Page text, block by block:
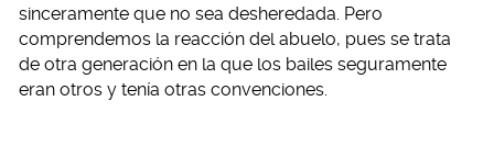
sinceramente que no sea desheredada. Pero
comprendemos la reacción del abuelo, pues se trata
de otra generación en la que los bailes seguramente
eran otros y tenía otras convenciones.